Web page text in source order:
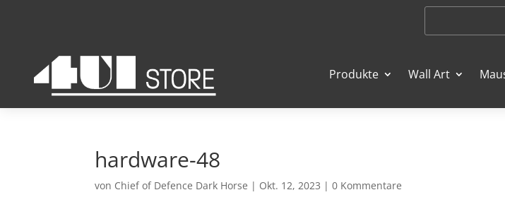
Produkte Wall Art
hardware-48
von Chief of Defence Dark Horse | Okt. 12, 2023 |0 Kommentare